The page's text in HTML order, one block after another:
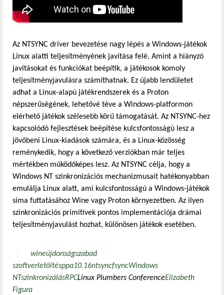
Az NTSYNC driver bevezetése nagy lépés a Windows-játékok
Linux alatti teljesítményének javítása felé. Amint a hiányzó
javításokat és funkciókat beépítik, a játékosok komoly
teljesítményjavulásra számíthatnak. Ez újabb lendületet
adhat a Linux-alapú játékrendszerek és a Proton
népszerűségének, lehetővé téve a Windows-platformon
elérhető játékok szélesebb körű támogatását. Az NTSYNC-hez
kapcsolódó fejlesztések beépítése kulcsfontosságú lesz a
jövőbeni Linux-kiadások számára, és a Linux-közösség
reménykedik, hogy a következő verziókban már teljes
mértékben működőképes lesz. Az NTSYNC célja, hogy a
Windows NT szinkronizációs mechanizmusait hatékonyabban
emulálja Linux alatt, ami kulcsfontosságú a Windows-játékok
sima futtatásához Wine vagy Proton környezetben. Az ilyen
szinkronizációs primitívek pontos implementációja drámai
teljesítményjavulást hozhat, különösen játékok esetében.
wineújdonságszabad
szoftverletöltésppa10.16ntsyncfsyncWindows
NTszinkronizálásRPCLinux Plumbers ConferenceElizabeth
Figura